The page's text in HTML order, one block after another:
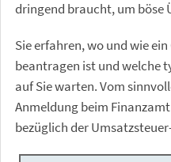
dringend braucht, um böse
Sie erfahren, wo und wie
beantragen ist und welche
auf Sie warten. Vom
Anmeldung beim
bezüglich der